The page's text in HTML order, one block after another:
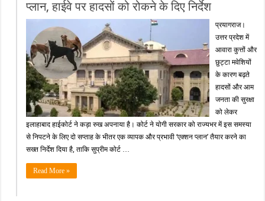
प्लान, हाईवे पर हादसों को रोकने के दिए निर्देश
प्रयागराज।
उत्तर प्रदेश में
आवारा कुत्तों और
छुट्टा मवेशियों
के कारण बढ़ते
हादसों और आम
जनता की सुरक्षा
को लेकर
इलाहाबाद हाईकोर्ट ने कड़ा रुख अपनाया है। कोर्ट ने योगी सरकार को राज्यभर में इस समस्या
से निपटने के लिए दो सप्ताह के भीतर एक व्यापक और प्रभावी ‘एक्शन प्लान’ तैयार करने का
सख्त निर्देश दिया है, ताकि सुप्रीम कोर्ट …
Read More »